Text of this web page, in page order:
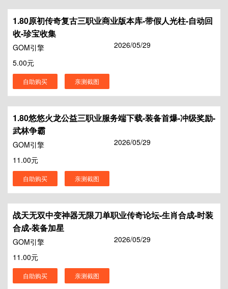
1.80原初传奇复古三职业商业版本库-带假人光柱-自动回
收-珍宝收集
GOM引擎
2026/05/29
5.00元
自助购买 亲测截图
1.80悠悠火龙公益三职业服务端下载-装备首爆-冲级奖励-
武林争霸
GOM引擎
2026/05/29
11.00元
自助购买 亲测截图
战天无双中变神器无限刀单职业传奇论坛-生肖合成-时装
合成-装备加星
GOM引擎
2026/05/29
11.00元
自助购买 亲测截图